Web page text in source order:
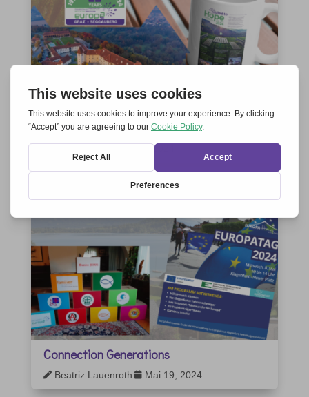
Called to Hope
Juni 26, 2024
Connection Generations
 Beatriz Lauenroth  Mai 19, 2024